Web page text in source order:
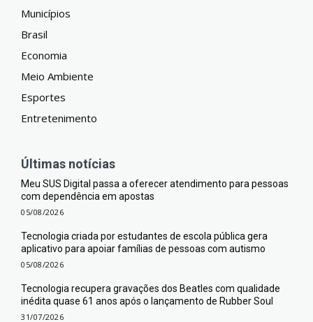
Municípios
Brasil
Economia
Meio Ambiente
Esportes
Entretenimento
Últimas notícias
Meu SUS Digital passa a oferecer atendimento para pessoas
com dependência em apostas
05/08/2026
Tecnologia criada por estudantes de escola pública gera
aplicativo para apoiar famílias de pessoas com autismo
05/08/2026
Tecnologia recupera gravações dos Beatles com qualidade
inédita quase 61 anos após o lançamento de Rubber Soul
31/07/2026